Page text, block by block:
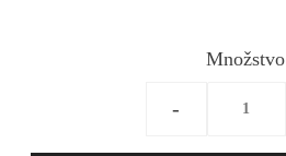
Množstvo
-